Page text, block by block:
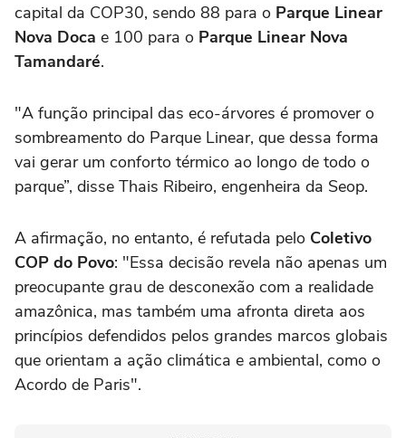
capital da COP30, sendo 88 para o Parque Linear
Nova Doca e 100 para o Parque Linear Nova
Tamandaré.
"A função principal das eco-árvores é promover o
sombreamento do Parque Linear, que dessa forma
vai gerar um conforto térmico ao longo de todo o
parque”, disse Thais Ribeiro, engenheira da Seop.
A afirmação, no entanto, é refutada pelo Coletivo
COP do Povo: "Essa decisão revela não apenas um
preocupante grau de desconexão com a realidade
amazônica, mas também uma afronta direta aos
princípios defendidos pelos grandes marcos globais
que orientam a ação climática e ambiental, como o
Acordo de Paris".